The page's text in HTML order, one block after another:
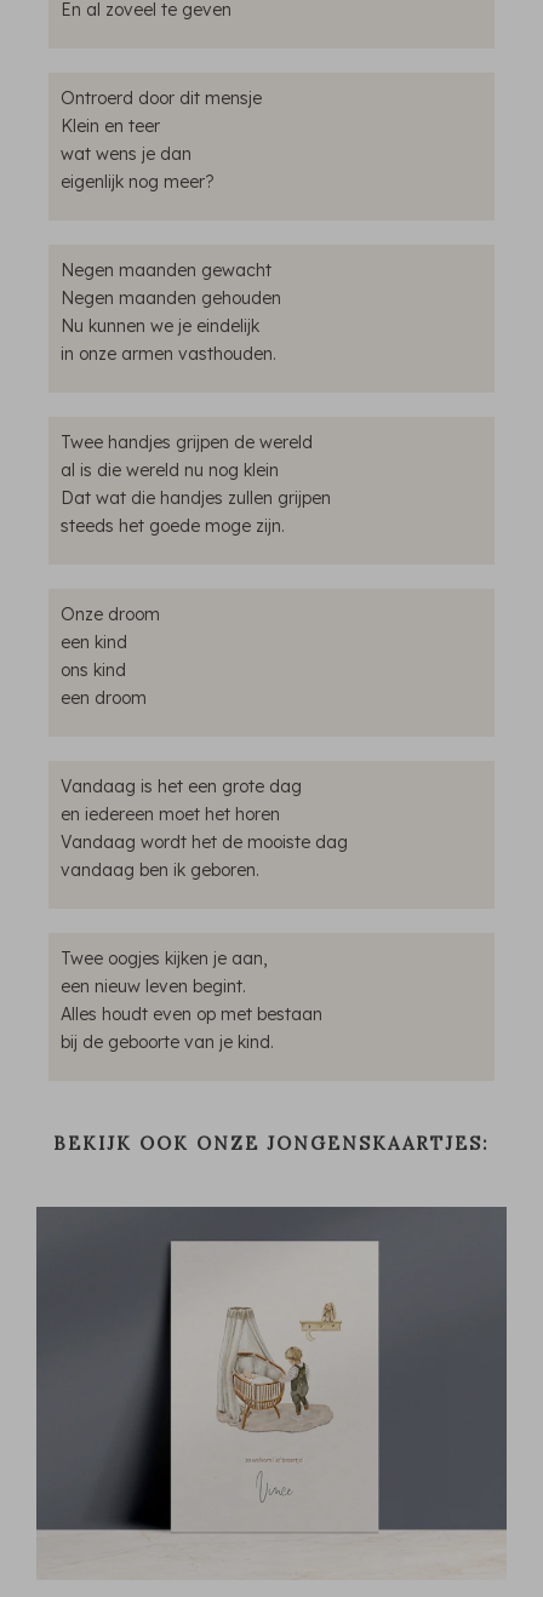
En al zoveel te geven
Ontroerd door dit mensje
Klein en teer
wat wens je dan
eigenlijk nog meer?
Negen maanden gewacht
Negen maanden gehouden
Nu kunnen we je eindelijk
in onze armen vasthouden.
Twee handjes grijpen de wereld
al is die wereld nu nog klein
Dat wat die handjes zullen grijpen
steeds het goede moge zijn.
Onze droom
een kind
ons kind
een droom
Vandaag is het een grote dag
en iedereen moet het horen
Vandaag wordt het de mooiste dag
vandaag ben ik geboren.
Twee oogjes kijken je aan,
een nieuw leven begint.
Alles houdt even op met bestaan
bij de geboorte van je kind.
BEKIJK OOK ONZE JONGENSKAARTJES: